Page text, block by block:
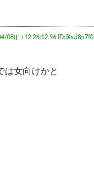
08(日) 12:26:12.96 ID:IXsU8p7f0
は女向けかと